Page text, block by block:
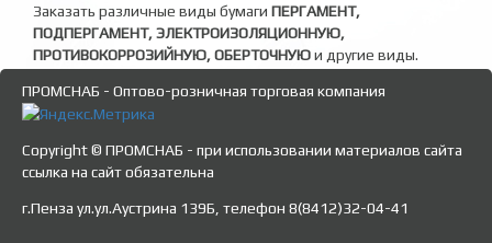
Заказать различные виды бумаги ПЕРГАМЕНТ,
ПОДПЕРГАМЕНТ, ЭЛЕКТРОИЗОЛЯЦИОННУЮ,
ПРОТИВОКОРРОЗИЙНУЮ, ОБЕРТОЧНУЮи другие виды.
ПРОМСНАБ - Оптово-розничная торговая компания
Copyright © ПРОМСНАБ - при использовании материалов сайта
ссылка на сайт обязательна
г.Пенза ул.ул.Аустрина 139Б, телефон 8(8412)32-04-41